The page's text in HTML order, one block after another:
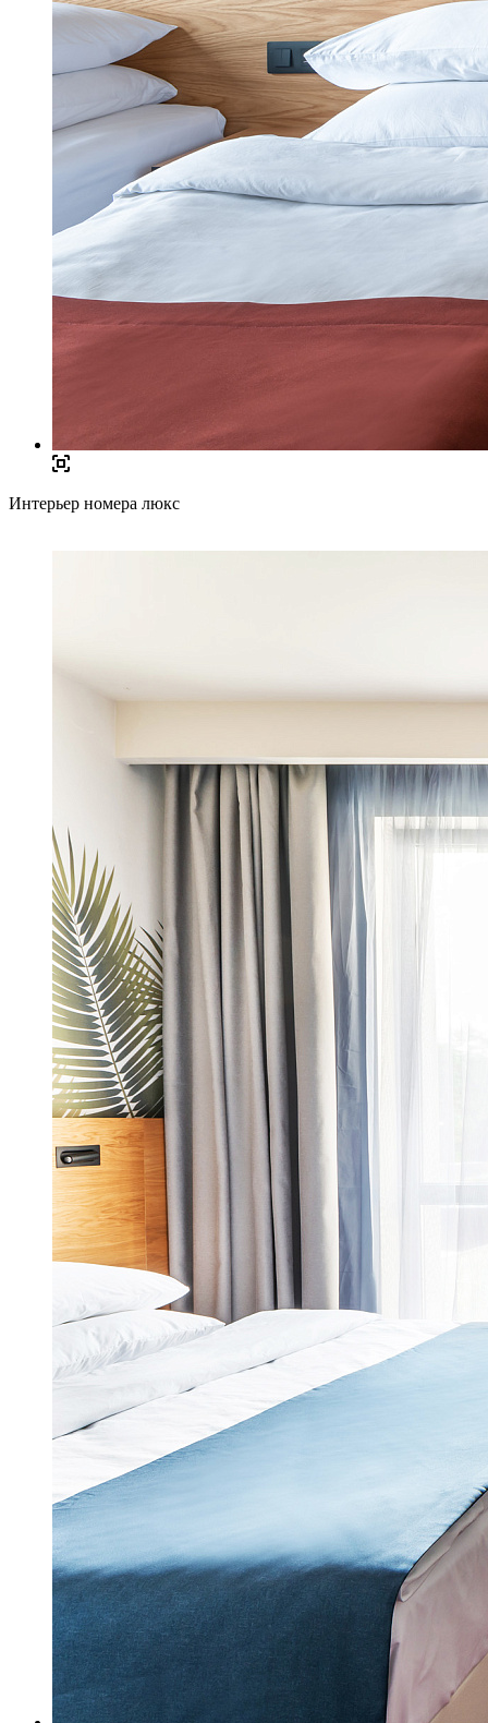
Интерьер номера люкс